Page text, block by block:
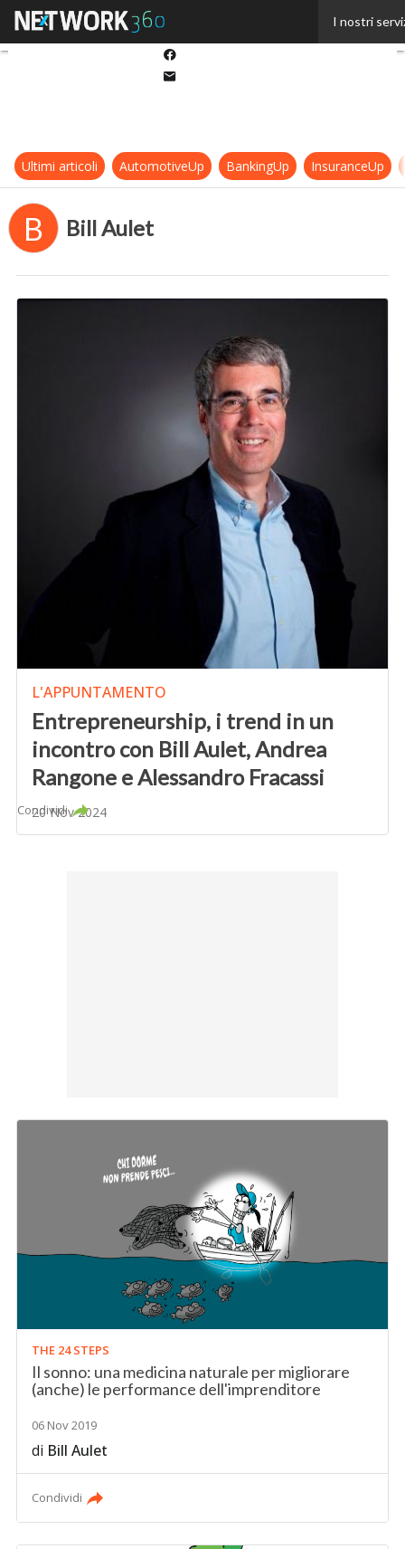
I nostri
Ultimi articoli AutomotiveUp BankingUp InsuranceUp
B Bill Aulet
L'APPUNTAMENTO
Entrepreneurship, i trend in un
incontro con Bill Aulet, Andrea
Rangone e Alessandro Fracassi
20 Nov 2024
Condividi
THE 24 STEPS
Il sonno: una medicina naturale per migliorare
(anche) le performance dell'imprenditore
06 Nov 2019
di Bill Aulet
Condividi